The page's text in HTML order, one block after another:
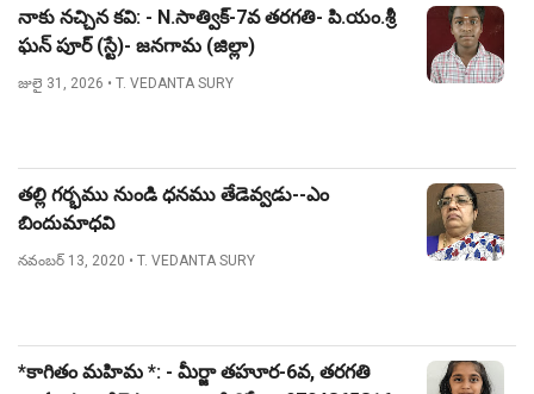
నాకు నచ్చిన కవి: - N.సాత్విక్-7వ తరగతి- పి.యం.శ్రీ
ఘన్ పూర్ (స్టే)- జనగామ (జిల్లా)
జులై 31, 2026 • T. VEDANTA SURY
తల్లి గర్భము నుండి ధనము తేడెవ్వడు--ఎం
బిందుమాధవి
నవంబర్ 13, 2020 • T. VEDANTA SURY
*కాగితం మహిమ *: - మీర్జా తహూర-6వ, తరగతి